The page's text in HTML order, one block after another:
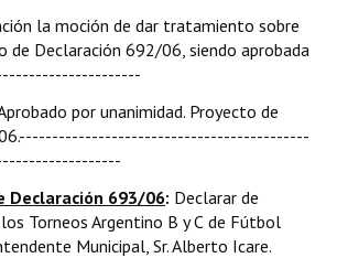
la moción de dar tratamiento sobre
de Declaración 692/06, siendo aprobada
por unanimidad. Proyecto de
06.--------------------------------------------
Declaración 693/06: Declarar de
Torneos Argentino B y C de Fútbol
Municipal, Sr. Alberto Icare.